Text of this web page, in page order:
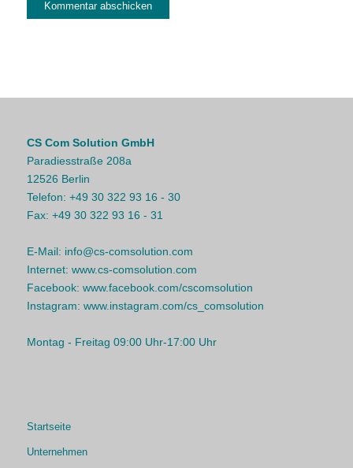
CS Com Solution GmbH
Paradiesstraße 208a
12526 Berlin
Telefon: +49 30 322 93 16 - 30
Fax: +49 30 322 93 16 - 31
E-Mail: info@cs-comsolution.com
Internet: www.cs-comsolution.com
Facebook: www.facebook.com/cscomsolution
Instagram: www.instagram.com/cs_comsolution
Montag - Freitag 09:00 Uhr-17:00 Uhr
Startseite
Unternehmen